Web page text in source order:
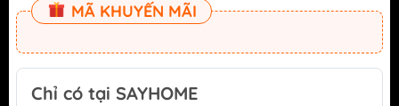
MÃ KHUYẾN MÃI
Chỉ có tại SAYHOME